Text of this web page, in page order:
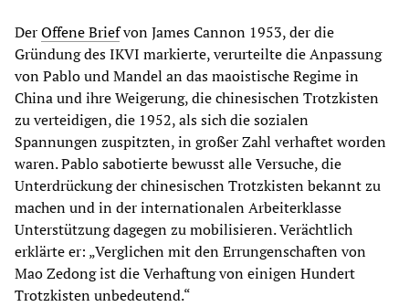
DerOffene Briefvon James Cannon 1953, der die
Gründung des IKVI markierte, verurteilte die Anpassung
von Pablo und Mandel an das maoistische Regime in
China und ihre Weigerung, die chinesischen Trotzkisten
zu verteidigen, die 1952, als sich die sozialen
Spannungen zuspitzten, in großer Zahl verhaftet worden
waren. Pablo sabotierte bewusst alle Versuche, die
Unterdrückung der chinesischen Trotzkisten bekannt zu
machen und in der internationalen Arbeiterklasse
Unterstützung dagegen zu mobilisieren. Verächtlich
erklärte er: „Verglichen mit den Errungenschaften von
Mao Zedong ist die Verhaftung von einigen Hundert
Trotzkisten unbedeutend.“